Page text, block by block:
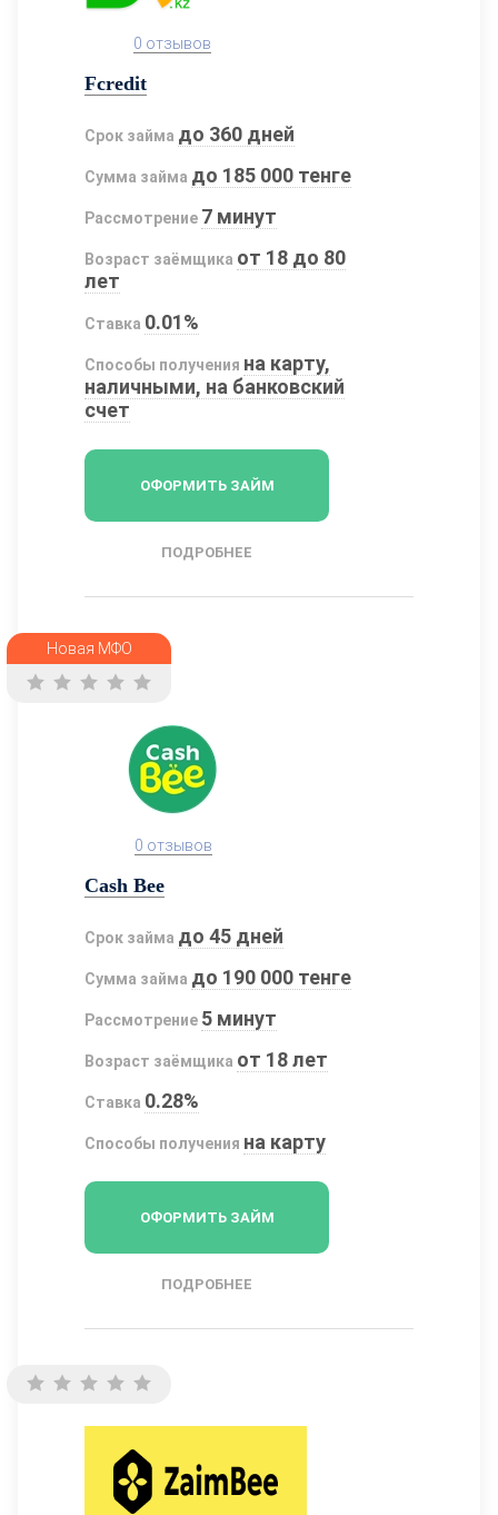
0 отзывов
Fcredit
Срок займа до 360 дней
Сумма займа до 185 000 тенге
Рассмотрение 7 минут
Возраст заёмщика от 18 до 80
лет
Ставка 0.01%
Способы получения на карту,
наличными, на банковский
счет
ОФОРМИТЬ ЗАЙМ
ПОДРОБНЕЕ
Новая МФО
0 отзывов
Cash Bee
Срок займа до 45 дней
Сумма займа до 190 000 тенге
Рассмотрение 5 минут
Возраст заёмщика от 18 лет
Ставка 0.28%
Способы получения на карту
ОФОРМИТЬ ЗАЙМ
ПОДРОБНЕЕ